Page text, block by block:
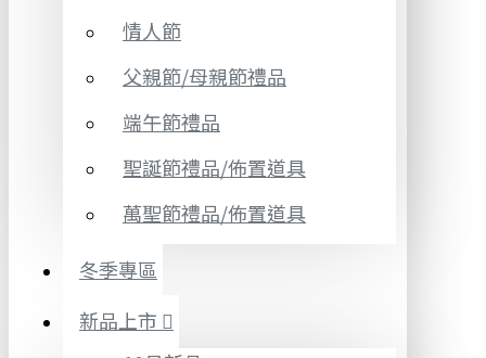
情人節
父親節/母親節禮品
端午節禮品
聖誕節禮品/佈置道具
萬聖節禮品/佈置道具
冬季專區
新品上市